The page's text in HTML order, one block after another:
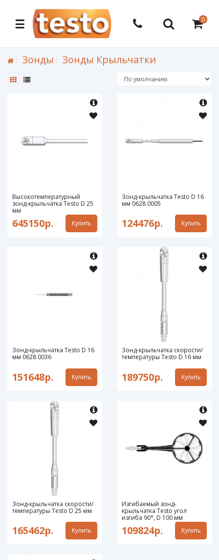
☰ 0
Зонды Зонды Крыльчатки
Высокотемпературный
зонд-крыльчатка Testo D 25
мм
645150р. Купить
Зонд-крыльчатка Testo D 16
мм 0628 0005
124476р. Купить
Зонд-крыльчатка Testo D 16
мм 0628 0036
151648р. Купить
Зонд-крыльчатка скорости/
температуры Testo D 16 мм
189750р. Купить
Зонд-крыльчатка скорости/
температуры Testo D 25 мм
165462р. Купить
Изгибаемый зонд-
крыльчатка Testo угол
изгиба 90°, D 100 мм
109824р. Купить